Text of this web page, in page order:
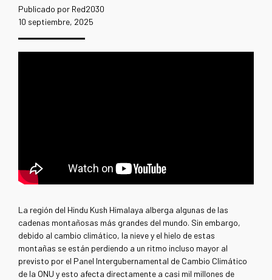
Publicado por Red2030
10 septiembre, 2025
La región del Hindu Kush Himalaya alberga algunas de las
cadenas montañosas más grandes del mundo. Sin embargo,
debido al cambio climático, la nieve y el hielo de estas
montañas se están perdiendo a un ritmo incluso mayor al
previsto por el Panel Intergubernamental de Cambio Climático
de la ONU y esto afecta directamente a casi mil millones de